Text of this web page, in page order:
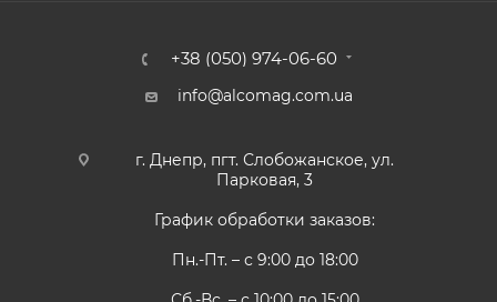
+38 (050) 974-06-60
info@alcomag.com.ua
г. Днепр, пгт. Слобожанское, ул.
Парковая, 3
График обработки заказов:
Пн.-Пт. – с 9:00 до 18:00